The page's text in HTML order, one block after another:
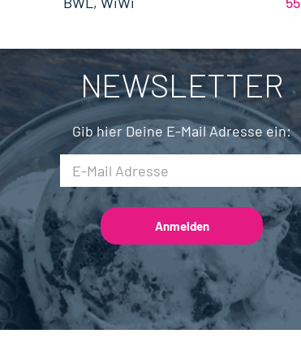
Mechatronik
Brauwesen 4
NEWSLETTER
Gib hier Deine E-Mail Adresse ein: